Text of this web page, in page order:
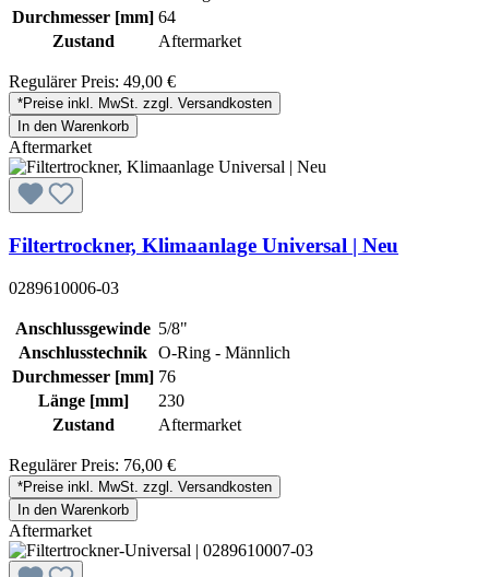
Durchmesser [mm] 64
Zustand
Aftermarket
Regulärer Preis: 49,00 €
*Preise inkl. MwSt. zzgl. Versandkosten
In den Warenkorb
Aftermarket
Filtertrockner, Klimaanlage Universal | Neu
0289610006-03
Anschlussgewinde 5/8"
Anschlusstechnik O-Ring - Männlich
Durchmesser [mm] 76
Länge [mm]
230
Zustand
Aftermarket
Regulärer Preis: 76,00 €
*Preise inkl. MwSt. zzgl. Versandkosten
In den Warenkorb
Aftermarket